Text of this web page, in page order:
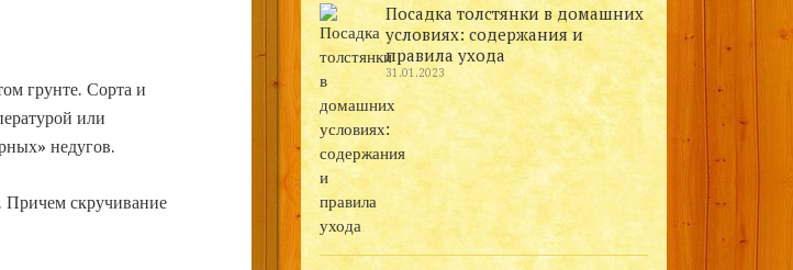
грунте. Сорта и
или
недугов.
Причем скручивание
Посадка толстянки в домашних
условиях: содержания и
правила ухода
31.01.2023